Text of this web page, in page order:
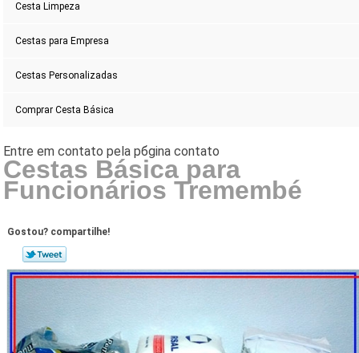
Cesta Limpeza
Cestas para Empresa
Cestas Personalizadas
Comprar Cesta Básica
Cestas Básica para
Funcionários Tremembé
Gostou? compartilhe!